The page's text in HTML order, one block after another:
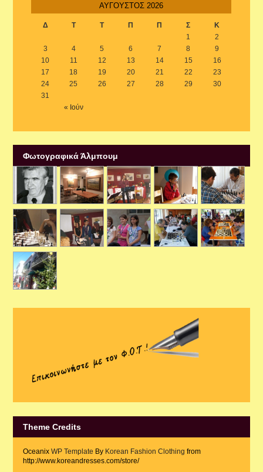
ΑΎΓΟΥΣΤΟΣ 2026
Δ Τ Τ Π Π Σ Κ
« Ιούν
1
2
3
4 5 6 7 8
9
10
11 12 13 14 15
16
17
18 19 20 21 22
23
24
25 26 27 28 29
30
31
Φωτογραφικά Άλμπουμ
Theme Credits
Oceanix WP Template By Korean Fashion Clothing from
http://www.koreandresses.com/store/